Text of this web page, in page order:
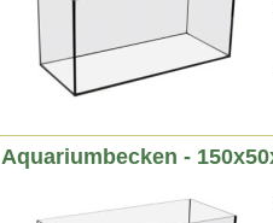
Aquariumbecken -